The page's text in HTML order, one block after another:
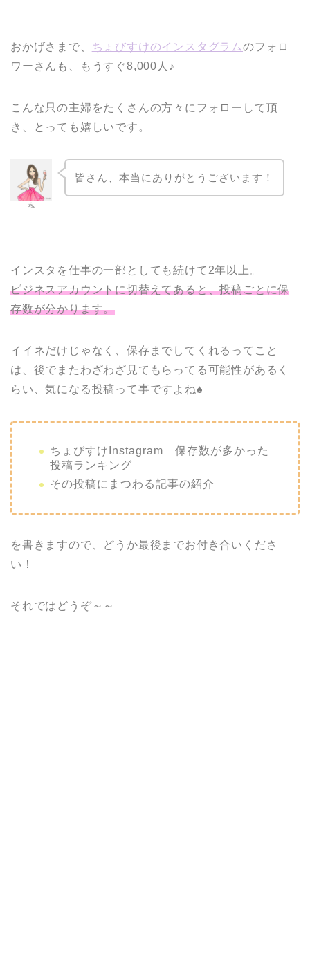
おかげさまで、 ちょびすけのインスタグラムのフォロ
ワーさんも、もうすぐ8,000人♪
こんな只の主婦をたくさんの方々にフォローして頂
き、とっても嬉しいです。
私
皆さん、本当にありがとうございます！
インスタを仕事の一部としても続けて2年以上。
ビジネスアカウントに切替えてあると、投稿ごとに保
存数が分かります。
イイネだけじゃなく、保存までしてくれるってこと
は、後でまたわざわざ見てもらってる可能性があるく
らい、気になる投稿って事ですよね♠
ちょびすけInstagram 保存数が多かった
投稿ランキング
その投稿にまつわる記事の紹介
を書きますので、どうか最後までお付き合いくださ
い！
それではどうぞ～～